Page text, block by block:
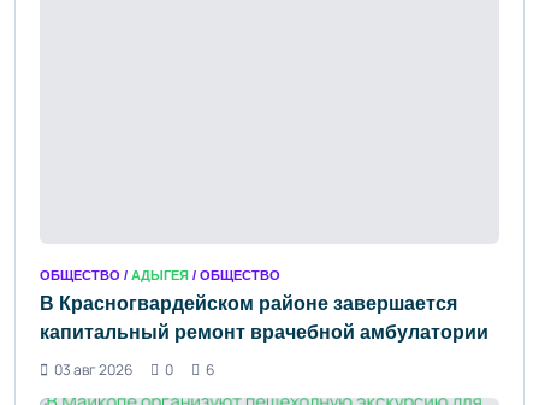
ОБЩЕСТВО / АДЫГЕЯ / ОБЩЕСТВО
В Красногвардейском районе завершается
капитальный ремонт врачебной амбулатории
03 авг 2026
0 6